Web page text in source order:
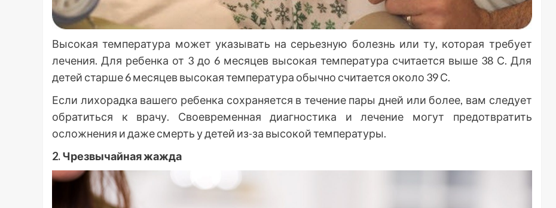
Высокая температура может указывать на серьезную болезнь или ту, которая требует
лечения. Для ребенка от 3 до 6 месяцев высокая температура считается выше 38 С. Для
детей старше 6 месяцев высокая температура обычно считается около 39 С.
Если лихорадка вашего ребенка сохраняется в течение пары дней или более, вам следует
обратиться к врачу. Своевременная диагностика и лечение могут предотвратить
осложнения и даже смерть у детей из-за высокой температуры.
2. Чрезвычайная жажда